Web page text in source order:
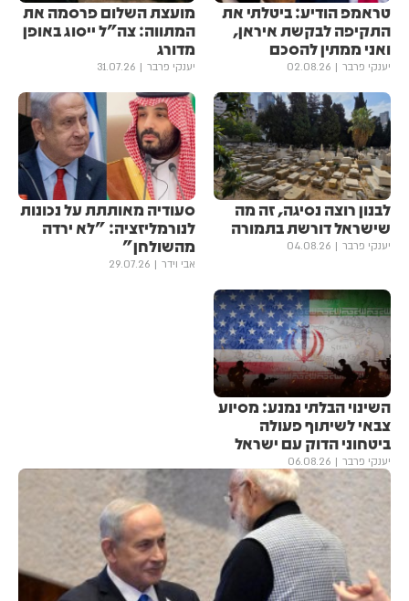
טראמפ הודיע: ביטלתי את
התקיפה לבקשת איראן,
ואני ממתין להסכם
יענקי פרבר 02.08.26
מועצת השלום פרסמה את
המתווה: צה"ל ייסוג באופן
מדורג
יענקי פרבר 31.07.26
לבנון רוצה נסיגה, זה מה
שישראל דורשת בתמורה
יענקי פרבר 04.08.26
סעודיה מאותתת על נכונות
לנורמליזציה: "לא ירדה
מהשולחן"
אבי וידר 29.07.26
השינוי הבלתי נמנע: מסיוע
צבאי לשיתוף פעולה
ביטחוני הדוק עם ישראל
יענקי פרבר 06.08.26